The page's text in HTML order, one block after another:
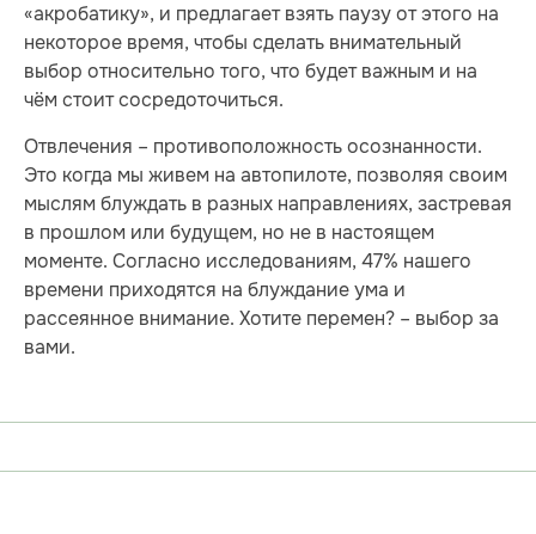
«акробатику», и предлагает взять паузу от этого на
некоторое время, чтобы сделать внимательный
выбор относительно того, что будет важным и на
чём стоит сосредоточиться.
Отвлечения – противоположность осознанности.
Это когда мы живем на автопилоте, позволяя своим
мыслям блуждать в разных направлениях, застревая
в прошлом или будущем, но не в настоящем
моменте. Согласно исследованиям, 47% нашего
времени приходятся на блуждание ума и
рассеянное внимание. Хотите перемен? – выбор за
вами.